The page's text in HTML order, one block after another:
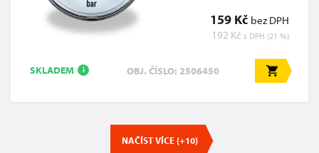
159 Kč bez DPH
192 Kč s DPH (21 %)
SKLADEM i OBJ. ČÍSLO: 2506450
NAČÍST VÍCE (+10)